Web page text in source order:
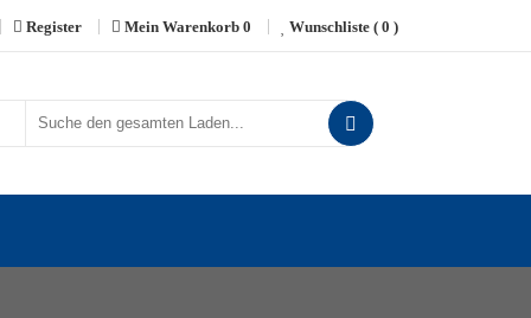
Register Mein Warenkorb 0 Wunschliste ( 0 )